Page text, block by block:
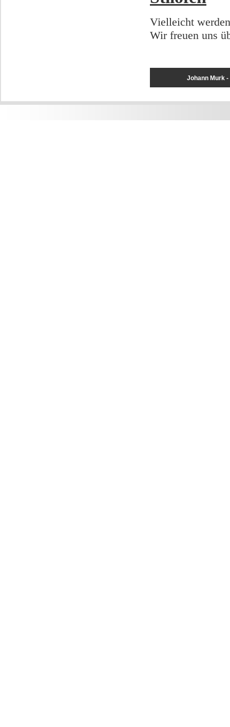
Vielleicht
Wir freuen uns
Johann Murk -